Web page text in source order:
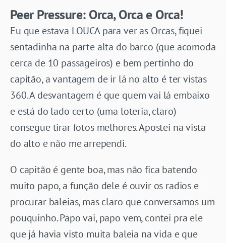
Peer Pressure: Orca, Orca e Orca!
Eu que estava LOUCA para ver as Orcas, fiquei
sentadinha na parte alta do barco (que acomoda
cerca de 10 passageiros) e bem pertinho do
capitão, a vantagem de ir lá no alto é ter vistas
360. A desvantagem é que quem vai lá embaixo
e está do lado certo (uma loteria, claro)
consegue tirar fotos melhores. Apostei na vista
do alto e não me arrependi.
O capitão é gente boa, mas não fica batendo
muito papo, a função dele é ouvir os radios e
procurar baleias, mas claro que conversamos um
pouquinho. Papo vai, papo vem, contei pra ele
que já havia visto muita baleia na vida e que